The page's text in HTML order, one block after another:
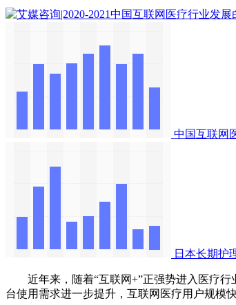
中国互联网
日本长期护
近年来，随着“互联网+”正强势进入医疗行
台使用需求进一步提升，互联网医疗用户规模快